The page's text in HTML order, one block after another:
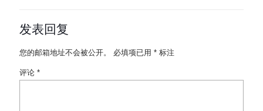
发表回复
您的邮箱地址不会被公开。 必填项已用 * 标注
评论 *